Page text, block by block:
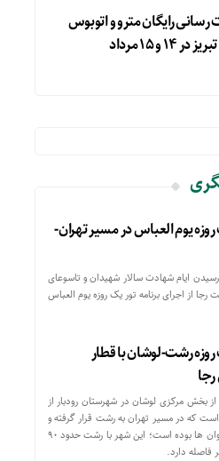
رایگان مترو و اتوبوس
یوم العباس در مسیر تهران-
ایام شهادت سالار شهیدان و تاسوعای
از اجرای برنامه تور یک روزه یوم العباس
رشت-لوشان با قطار
بخش مرکزی لوشان در شهرستان رودبار از
که در مسیر تهران به رشت قرار گرفته و
روزگاری محل عبور بازرگان ها و کاروان ها بوده است؛ این شهر با رشت حدود ۹۰